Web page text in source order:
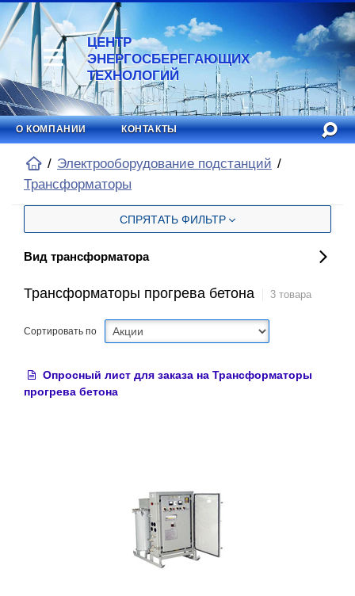
ЦЕНТР
ЭНЕРГОСБЕРЕГАЮЩИХ
ТЕХНОЛОГИЙ
О КОМПАНИИ КОНТАКТЫ
Электрооборудование подстанций
Трансформаторы
СПРЯТАТЬ ФИЛЬТР
Вид трансформатора
Трансформаторы прогрева бетона 3 товара
Сортировать по
Опросный лист для заказа на Трансформаторы
прогрева бетона